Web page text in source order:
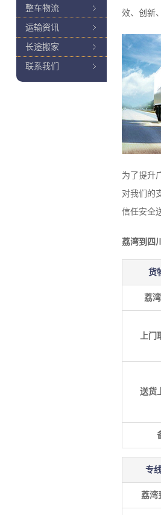
效、创新
为了提升
对我们的
信任安全
荔湾到四川
货
荔湾
上
送货
专
荔湾
整车物流
运输资讯
长途搬家
联系我们